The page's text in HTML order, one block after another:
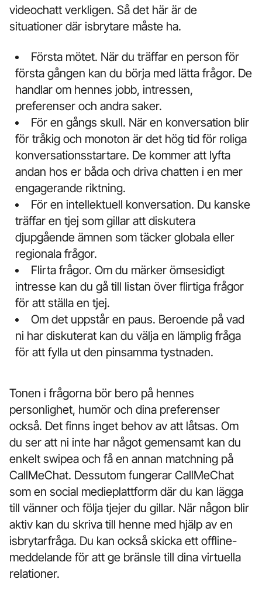
videochatt verkligen. Så det här är de
situationer där isbrytare måste ha.
Första mötet. När du träffar en person för
första gången kan du börja med lätta frågor. De
handlar om hennes jobb, intressen,
preferenser och andra saker.
För en gångs skull. När en konversation blir
för tråkig och monoton är det hög tid för roliga
konversationsstartare. De kommer att lyfta
andan hos er båda och driva chatten i en mer
engagerande riktning.
För en intellektuell konversation. Du kanske
träffar en tjej som gillar att diskutera
djupgående ämnen som täcker globala eller
regionala frågor.
Flirta frågor. Om du märker ömsesidigt
intresse kan du gå till listan över flirtiga frågor
för att ställa en tjej.
Om det uppstår en paus. Beroende på vad
ni har diskuterat kan du välja en lämplig fråga
för att fylla ut den pinsamma tystnaden.
Tonen i frågorna bör bero på hennes
personlighet, humör och dina preferenser
också. Det finns inget behov av att låtsas. Om
du ser att ni inte har något gemensamt kan du
enkelt swipea och få en annan matchning på
CallMeChat. Dessutom fungerar CallMeChat
som en social medieplattform där du kan lägga
till vänner och följa tjejer du gillar. När någon blir
aktiv kan du skriva till henne med hjälp av en
isbrytarfråga. Du kan också skicka ett offline-
meddelande för att ge bränsle till dina virtuella
relationer.